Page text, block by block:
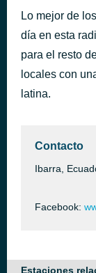
Lo mejor de
día en esta
para el resto
locales con
latina.
Contacto
Ibarra,
Facebook:
Estaciones